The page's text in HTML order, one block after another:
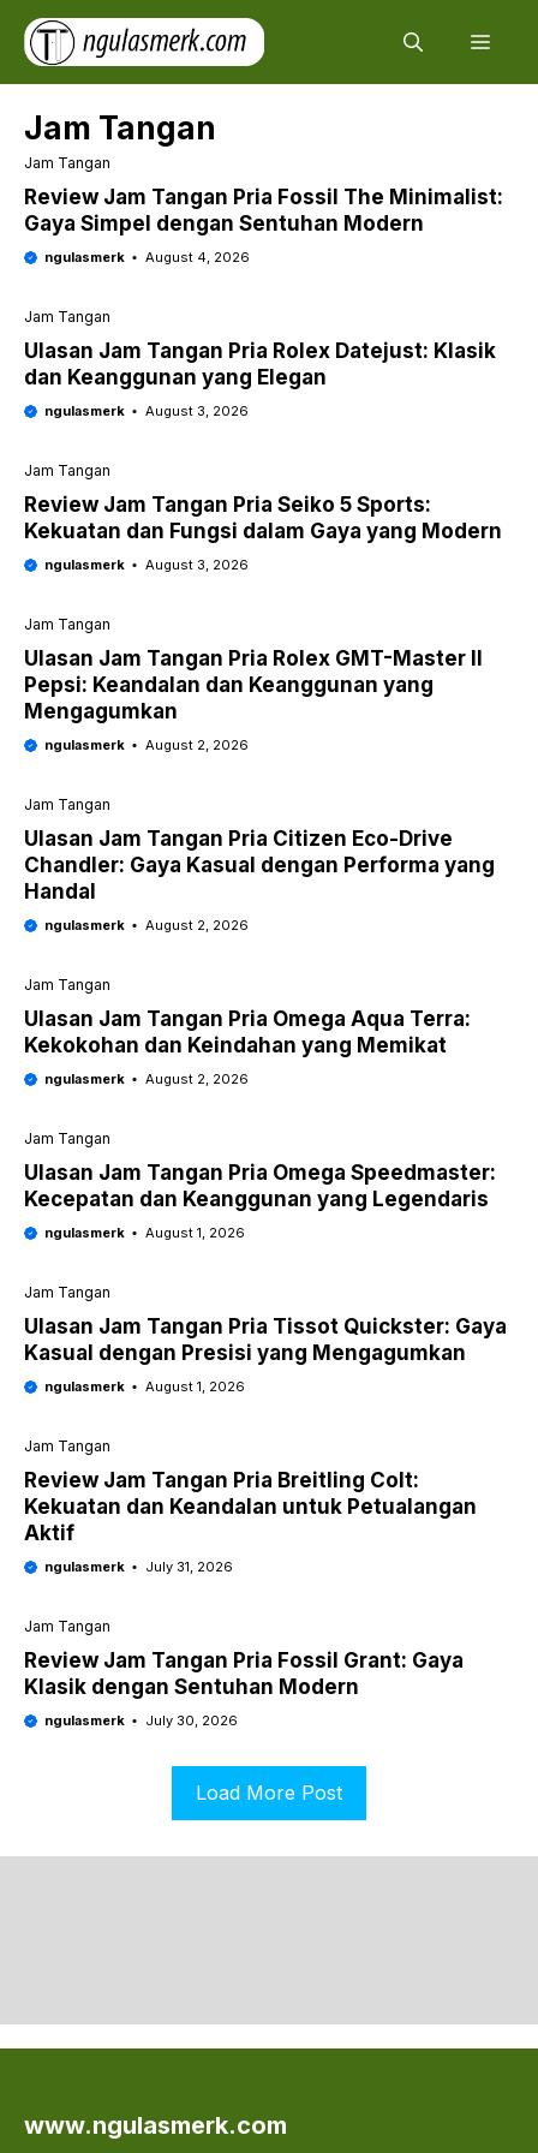
Skip
content
Jam Tangan
Jam Tangan
Review Jam Tangan Pria Fossil The Minimalist:
Gaya Simpel dengan Sentuhan Modern
ngulasmerk August 4, 2026
Jam Tangan
Ulasan Jam Tangan Pria Rolex Datejust: Klasik
dan Keanggunan yang Elegan
ngulasmerk August 3, 2026
Jam Tangan
Review Jam Tangan Pria Seiko 5 Sports:
Kekuatan dan Fungsi dalam Gaya yang Modern
ngulasmerk August 3, 2026
Jam Tangan
Ulasan Jam Tangan Pria Rolex GMT-Master II
Pepsi: Keandalan dan Keanggunan yang
Mengagumkan
ngulasmerk August 2, 2026
Jam Tangan
Ulasan Jam Tangan Pria Citizen Eco-Drive
Chandler: Gaya Kasual dengan Performa yang
Handal
ngulasmerk August 2, 2026
Jam Tangan
Ulasan Jam Tangan Pria Omega Aqua Terra:
Kekokohan dan Keindahan yang Memikat
ngulasmerk August 2, 2026
Jam Tangan
Ulasan Jam Tangan Pria Omega Speedmaster:
Kecepatan dan Keanggunan yang Legendaris
ngulasmerk August 1, 2026
Jam Tangan
Ulasan Jam Tangan Pria Tissot Quickster: Gaya
Kasual dengan Presisi yang Mengagumkan
ngulasmerk August 1, 2026
Jam Tangan
Review Jam Tangan Pria Breitling Colt:
Kekuatan dan Keandalan untuk Petualangan
Aktif
ngulasmerk July 31, 2026
Jam Tangan
Review Jam Tangan Pria Fossil Grant: Gaya
Klasik dengan Sentuhan Modern
ngulasmerk July 30, 2026
Load More Post
www.ngulasmerk.com